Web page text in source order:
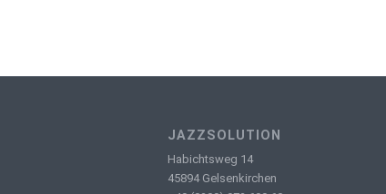
JAZZSOLUTION
Habichtsweg 14
45894 Gelsenkirchen